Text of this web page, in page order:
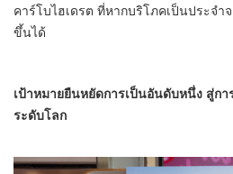
คาร์โบไฮเดรต ที่หากบริโภคเป็นประจำ
ขึ้นได้
เป้าหมายยืนหยัดการเป็นอันดับหนึ่ง สู่ก
ระดับโลก